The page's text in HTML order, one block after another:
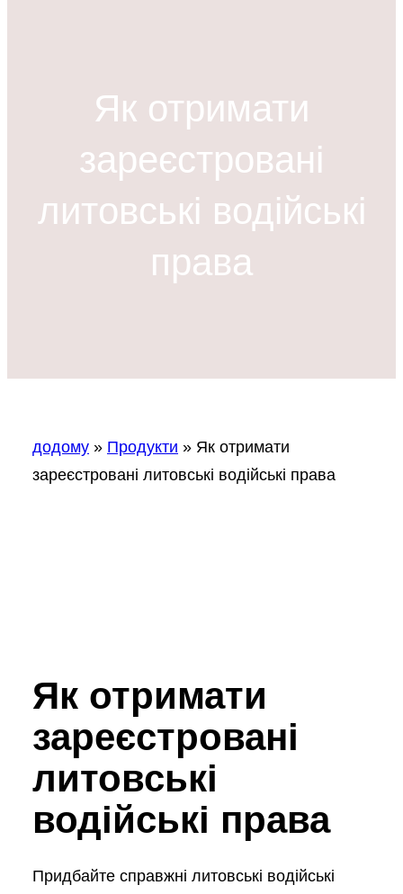
Як отримати
зареєстровані
литовські водійські
права
додому » Продукти » Як отримати
зареєстровані литовські водійські права
Як отримати
зареєстровані
литовські
водійські права
Придбайте справжні литовські водійські